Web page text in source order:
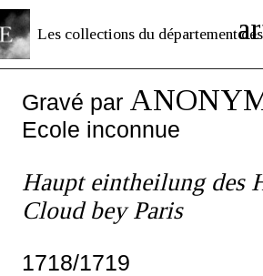
Les collections du département des
Gravé par
Ecole inconnue
Haupt eintheilung des
Cloud bey Paris
1718/1719